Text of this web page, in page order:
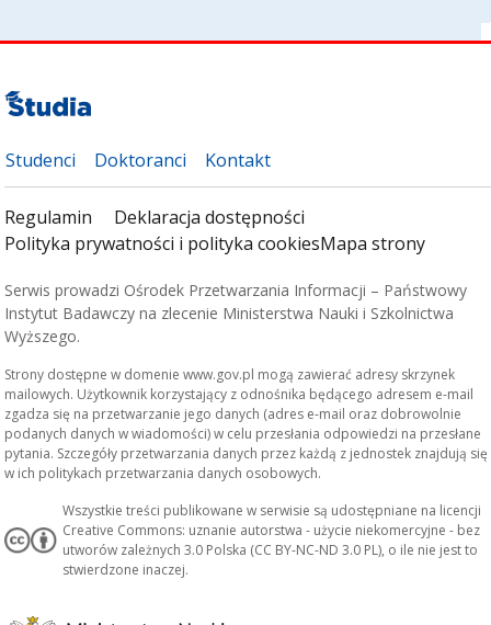
Studenci Doktoranci Kontakt
Regulamin
Deklaracja dostępności
Polityka prywatności i polityka cookiesMapa strony
Serwis prowadzi Ośrodek Przetwarzania Informacji – Państwowy
Instytut Badawczy na zlecenie Ministerstwa Nauki i Szkolnictwa
Wyższego.
Strony dostępne w domenie www.gov.pl mogą zawierać adresy skrzynek
mailowych. Użytkownik korzystający z odnośnika będącego adresem e-mail
zgadza się na przetwarzanie jego danych (adres e-mail oraz dobrowolnie
podanych danych w wiadomości) w celu przesłania odpowiedzi na przesłane
pytania. Szczegóły przetwarzania danych przez każdą z jednostek znajdują się
w ich politykach przetwarzania danych osobowych.
Wszystkie treści publikowane w serwisie są udostępniane na licencji
Creative Commons: uznanie autorstwa - użycie niekomercyjne - bez
utworów zależnych 3.0 Polska (CC BY-NC-ND 3.0 PL), o ile nie jest to
stwierdzone inaczej.